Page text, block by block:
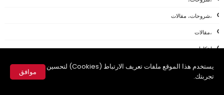
يستخدم هذا الموقع ملفات تعريف الارتباط (Cookies) لتحسين
تجربتك.
موافق
،شروحات، مقالات
،مقالات
ابتكارات
أخبار
اخبار